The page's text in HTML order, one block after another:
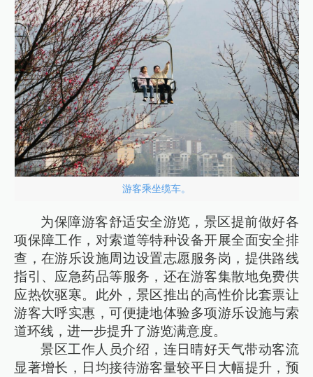
游客乘坐缆车。
为保障游客舒适安全游览，景区提前做好各
项保障工作，对索道等特种设备开展全面安全排
查，在游乐设施周边设置志愿服务岗，提供路线
指引、应急药品等服务，还在游客集散地免费供
应热饮驱寒。此外，景区推出的高性价比套票让
游客大呼实惠，可便捷地体验多项游乐设施与索
道环线，进一步提升了游览满意度。
景区工作人员介绍，连日晴好天气带动客流
显著增长，日均接待游客量较平日大幅提升，预